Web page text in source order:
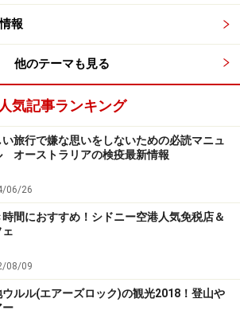
報
他のテーマも見る
人気記事ランキング
旅行で嫌な思いをしないための必読マニュ
オーストラリアの検疫最新情報
06/26
時間におすすめ！シドニー空港人気免税店＆
ェ
08/09
ウルル(エアーズロック)の観光2018！登山や
ー